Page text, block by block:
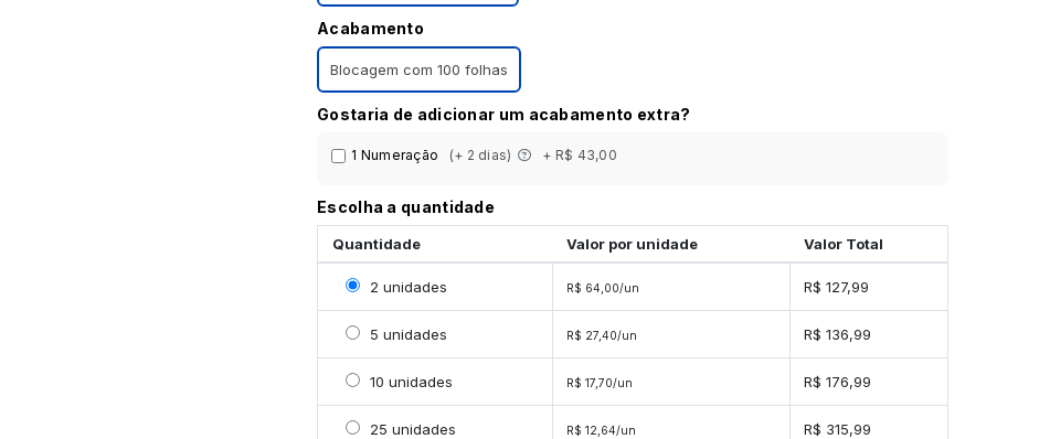
Acabamento
Blocagem com 100 folhas
Gostaria de adicionar um acabamento extra?
1 Numeração (+ 2 dias) + R$ 43,00
Escolha a quantidade
Quantidade Valor por unidade Valor Total
Selecionar 2 unidades
2 unidades R$ 64,00/un R$ 127,99
Selecionar 5 unidades
5 unidades R$ 27,40/un R$ 136,99
Selecionar 10 unidades
10 unidades R$ 17,70/un R$ 176,99
Selecionar 25 unidades
25 unidades R$ 12,64/un R$ 315,99